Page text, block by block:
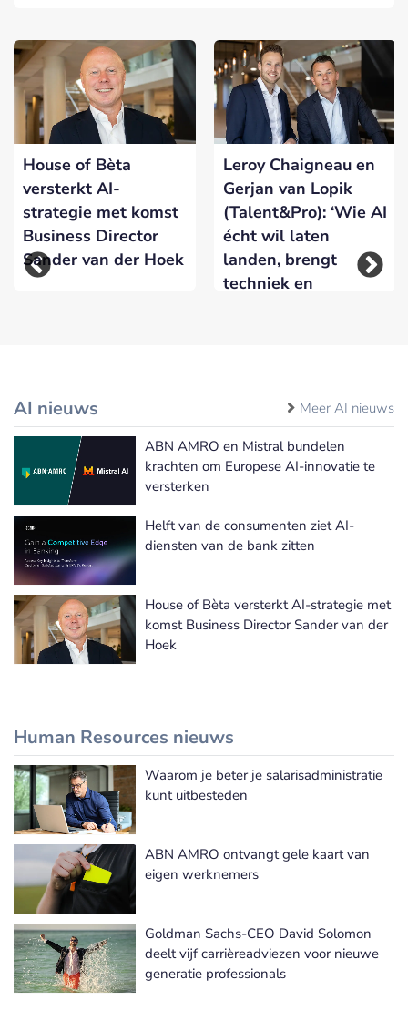
House of Bèta
versterkt AI-
strategie met komst
Business Director
Sander van der Hoek
Leroy Chaigneau en
Gerjan van Lopik
(Talent&Pro): ‘Wie AI
écht wil laten
landen, brengt
techniek en
AI nieuws Meer AI nieuws
ABN AMRO en Mistral bundelen
krachten om Europese AI-innovatie te
versterken
Helft van de consumenten ziet AI-
diensten van de bank zitten
House of Bèta versterkt AI-strategie met
komst Business Director Sander van der
Hoek
Human Resources nieuws
Meer Human Resources nieuws
Waarom je beter je salarisadministratie
kunt uitbesteden
ABN AMRO ontvangt gele kaart van
eigen werknemers
Goldman Sachs-CEO David Solomon
deelt vijf carrièreadviezen voor nieuwe
generatie professionals